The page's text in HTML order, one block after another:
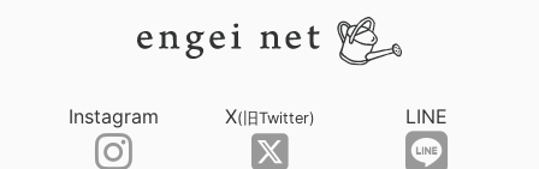
Instagram X(旧Twitter) LINE